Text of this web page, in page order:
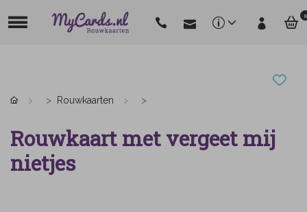
0
Rouwkaarten
Rouwkaart met vergeet mij
nietjes